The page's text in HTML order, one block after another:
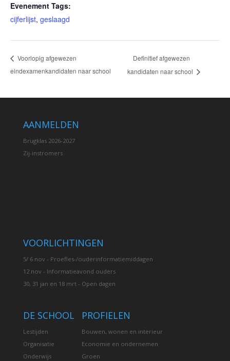
Evenement Tags:
cijferlijst, geslaagd
Voorlopig afgewezen
eindexamenkandidaten naar school
Definitief afgewezen
kandidaten naar school
AANMELDEN
Brugklas 2026-2027
Zij-instromers
VOORLICHTINGEN
5/ 6 nov - Proefles-/ouderinformatiemiddagen
12 nov - Informatieavond ouders
30, 31 jan en 18 mrt - Open dagen
DE SCHOOL
Lestijden
Organisatie
Onderwijs
PROFIELEN
Bouwen, wonen en interieur
Economie en ondernemen
Groen